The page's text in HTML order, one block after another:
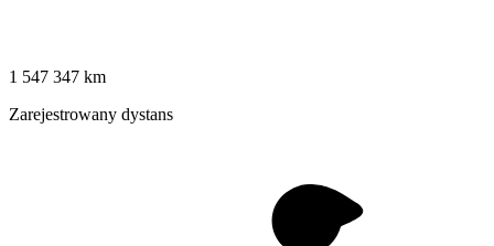
1 547 347 km
Zarejestrowany dystans